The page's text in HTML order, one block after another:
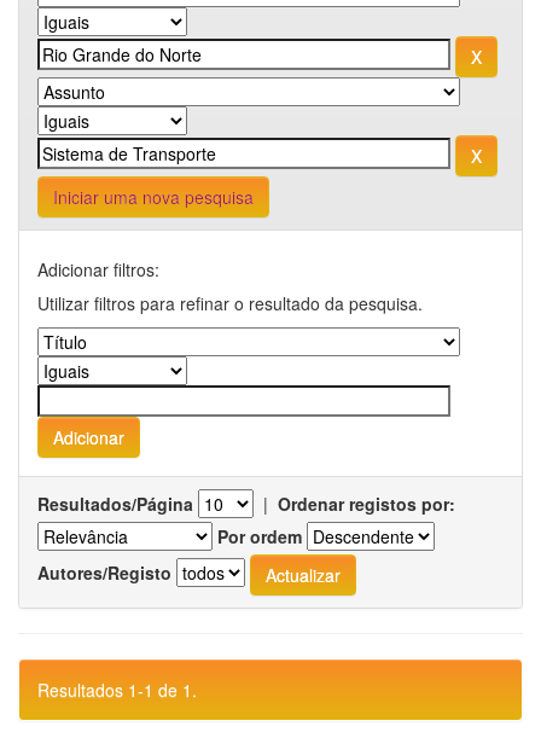
Iniciar uma nova pesquisa
Adicionar filtros:
Utilizar filtros para refinar o resultado da pesquisa.
Resultados/Página | Ordenar registos por:
Por ordem
Autores/Registo
Resultados 1-1 de 1.